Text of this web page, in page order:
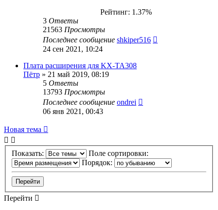
Рейтинг: 1.37%
3 Ответы
21563 Просмотры
Последнее сообщение shkiper516
24 сен 2021, 10:24
Плата расширения для KX-TA308
Пётр » 21 май 2019, 08:19
5 Ответы
13793 Просмотры
Последнее сообщение ondrei
06 янв 2021, 00:43
Новая тема
Показать:
Поле сортировки:
Порядок:
Перейти